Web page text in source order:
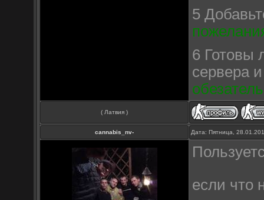
5
6 Готовы
сервера
( Латвия )
cannabis_nv- Дата: Пятница,
если что